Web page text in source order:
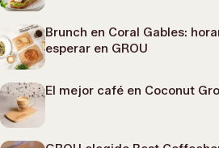
Brunch en Coral Gables:
esperar en GROU
El mejor café en Coconut